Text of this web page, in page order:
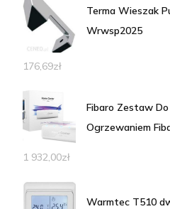
Terma Wieszak
Wrwsp2025
176,69zł
Fibaro Zestaw
Ogrzewaniem
1 932,00zł
Warmtec T510